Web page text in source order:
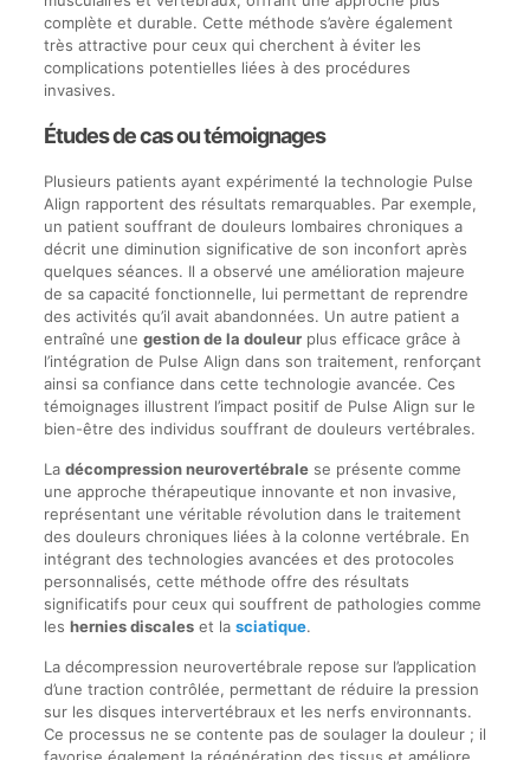
complète et durable. Cette méthode s’avère également
très attractive pour ceux qui cherchent à éviter les
complications potentielles liées à des procédures
invasives.
Études de cas ou témoignages
Plusieurs patients ayant expérimenté la technologie Pulse
Align rapportent des résultats remarquables. Par exemple,
un patient souffrant de douleurs lombaires chroniques a
décrit une diminution significative de son inconfort après
quelques séances. Il a observé une amélioration majeure
de sa capacité fonctionnelle, lui permettant de reprendre
des activités qu’il avait abandonnées. Un autre patient a
entraîné une gestion de la douleurplus efficace grâce à
l’intégration de Pulse Align dans son traitement, renforçant
ainsi sa confiance dans cette technologie avancée. Ces
témoignages illustrent l’impact positif de Pulse Align sur le
bien-être des individus souffrant de douleurs vertébrales.
La décompression neurovertébralese présente comme
une approche thérapeutique innovante et non invasive,
représentant une véritable révolution dans le traitement
des douleurs chroniques liées à la colonne vertébrale. En
intégrant des technologies avancées et des protocoles
personnalisés, cette méthode offre des résultats
significatifs pour ceux qui souffrent de pathologies comme
les hernies discaleset la sciatique.
La décompression neurovertébrale repose sur l’application
d’une traction contrôlée, permettant de réduire la pression
sur les disques intervertébraux et les nerfs environnants.
Ce processus ne se contente pas de soulager la douleur ; il